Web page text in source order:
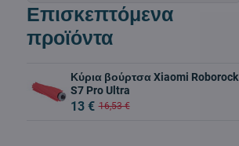
Επισκεπτόμενα
προϊόντα
Κύρια βούρτσα Xiaomi Roborock
S7 Pro Ultra
13 € 16,53 €